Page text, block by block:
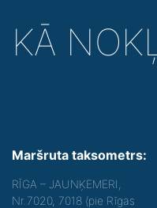
KĀ
Maršruta taksometrs:
RĪGA – JAUNĶEMERI,
Nr.7020, 7018 (pie Rīgas